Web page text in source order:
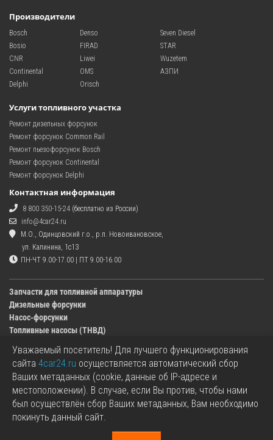
Производители
Bosch
Bosio
CNR
Continental
Delphi
Denso
FIRAD
Liwei
OMS
Orisch
Seven Diesel
STAR
Wuzetem
АЗПИ
Услуги топливного участка
Ремонт дизельных форсунок
Ремонт форсунок Common Rail
Ремонт пьезофорсунок Bosch
Ремонт форсунок Continental
Ремонт форсунок Delphi
Контактная информация
8 800 350-15-24 (бесплатно из России)
info@4car24.ru
М.О., Одинцовский г.о., р.п. Новоивановское,
ул. Калинина, 1с13
ПН-ЧТ 9.00-17.00 | ПТ 9.00-16.00
Запчасти для топливной аппаратуры
Дизельные форсунки
Насос-форсунки
Топливные насосы (ТНВД)
Изображения деталей, представленных в каталоге на сайте, могут отличаться от
оригиналов.
Информация о цене запчасти, указанная в каталоге на сайте, может отличаться от
фактической к моменту оформления заказа.
Все используемые товарные знаки являются собственностью их владельцев.
Названия марок, бренды и логотипы используются исключительно в
Уважаемый посетитель! Для лучшего функционирования
сайта 4car24.ru осуществляется автоматический сбор
Ваших метаданных (cookie, данные об IP-адресе и
местоположении). В случае, если Вы против, чтобы нами
был осуществлён сбор Ваших метаданных, Вам необходимо
покинуть данный сайт.